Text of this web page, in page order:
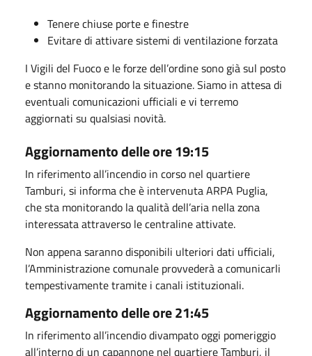
Tenere chiuse porte e finestre
Evitare di attivare sistemi di ventilazione forzata
I Vigili del Fuoco e le forze dell’ordine sono già sul posto
e stanno monitorando la situazione. Siamo in attesa di
eventuali comunicazioni ufficiali e vi terremo
aggiornati su qualsiasi novità.
Aggiornamento delle ore 19:15
In riferimento all’incendio in corso nel quartiere
Tamburi, si informa che è intervenuta ARPA Puglia,
che sta monitorando la qualità dell’aria nella zona
interessata attraverso le centraline attivate.
Non appena saranno disponibili ulteriori dati ufficiali,
l’Amministrazione comunale provvederà a comunicarli
tempestivamente tramite i canali istituzionali.
Aggiornamento delle ore 21:45
In riferimento all’incendio divampato oggi pomeriggio
all’interno di un capannone nel quartiere Tamburi, il